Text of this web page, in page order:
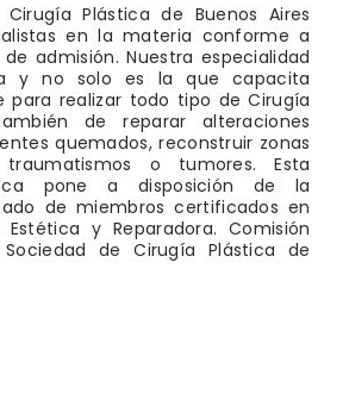
Plástica de Buenos Aires
en la materia conforme a
admisión. Nuestra especialidad
y no solo es la que capacita
para realizar todo tipo de Cirugía
de reparar alteraciones
quemados, reconstruir zonas
o tumores. Esta
pone a disposición de la
de miembros certificados en
Estética y Reparadora. Comisión
de Cirugía Plástica de